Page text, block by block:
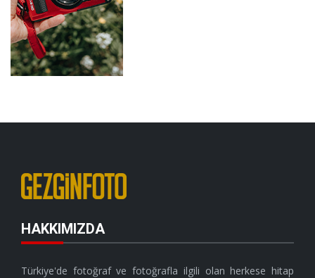
HAKKIMIZDA
Türkiye'de fotoğraf ve fotoğrafla ilgili olan herkese hitap